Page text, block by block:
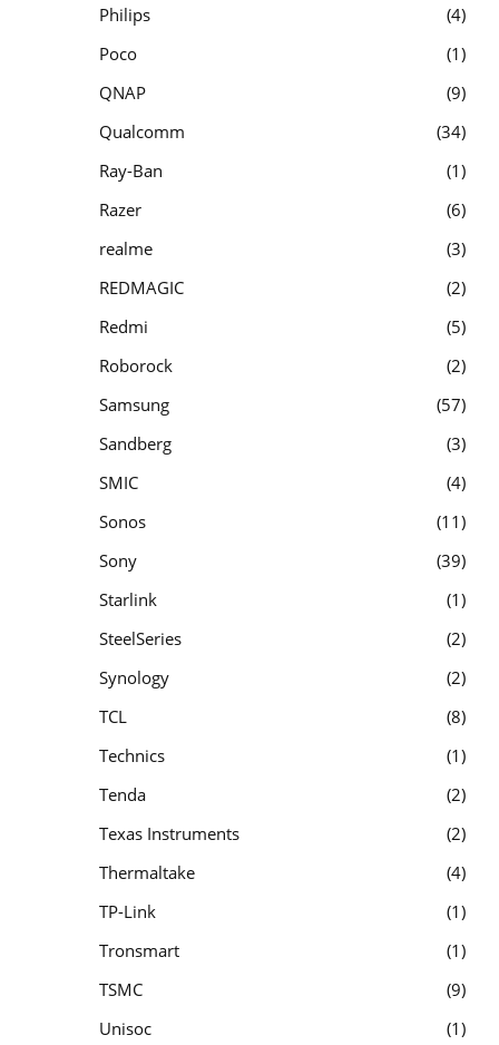
Philips
4
Poco
1
QNAP
9
Qualcomm
34
Ray-Ban
1
Razer
6
realme
3
REDMAGIC
2
Redmi
5
Roborock
2
Samsung
57
Sandberg
3
SMIC
4
Sonos
11
Sony
39
Starlink
1
SteelSeries
2
Synology
2
TCL
8
Technics
1
Tenda
2
Texas Instruments
2
Thermaltake
4
TP-Link
1
Tronsmart
1
TSMC
9
Unisoc
1